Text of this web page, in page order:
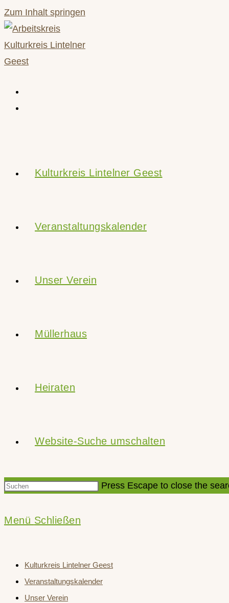
Zum Inhalt springen
Kulturkreis Lintelner Geest
Veranstaltungskalender
Unser Verein
Müllerhaus
Heiraten
Website-Suche umschalten
Press Escape to close the
Menü Schließen
Kulturkreis Lintelner Geest
Veranstaltungskalender
Unser Verein